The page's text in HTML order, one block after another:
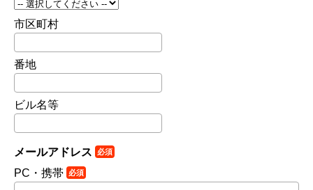
市区町村
番地
ビル名等
メールアドレス 必須
PC・携帯 必須